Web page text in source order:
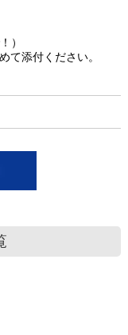
）
て添付ください。